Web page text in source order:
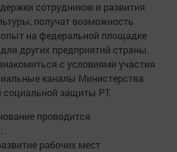
сотрудников и развития
получат возможность
на федеральной площадке
других предприятий страны.
с условиями участия
каналы Министерства
социальной защиты РТ.
проводится
рабочих мест